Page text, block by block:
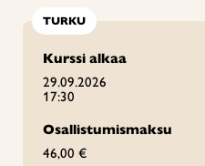
TURKU
Kurssi alkaa
29.09.2026
17:30
Osallistumismaksu
46,00 €